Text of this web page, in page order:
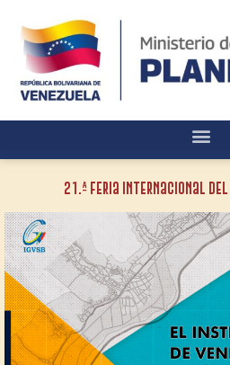
21.ª Feria Internacional del